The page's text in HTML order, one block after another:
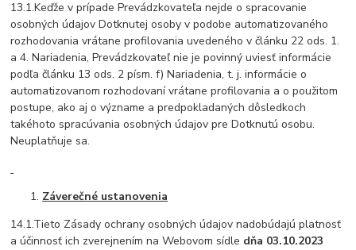
13.1.Keďže v prípade Prevádzkovateľa nejde o spracovanie
osobných údajov Dotknutej osoby v podobe automatizovaného
rozhodovania vrátane profilovania uvedeného v článku 22 ods. 1.
a 4. Nariadenia, Prevádzkovateľ nie je povinný uviesť informácie
podľa článku 13 ods. 2 písm. f) Nariadenia, t. j. informácie o
automatizovanom rozhodovaní vrátane profilovania a o použitom
postupe, ako aj o význame a predpokladaných dôsledkoch
takéhoto spracúvania osobných údajov pre Dotknutú osobu.
Neuplatňuje sa.
Záverečné ustanovenia
14.1.Tieto Zásady ochrany osobných údajov nadobúdajú platnosť
a účinnosť ich zverejnením na Webovom sídle dňa 03.10.2023